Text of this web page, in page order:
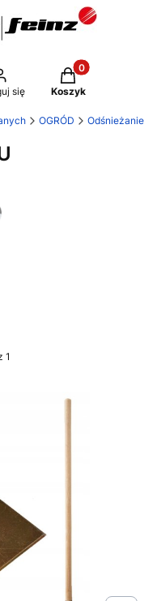
się
Produkty w
Koszyk
OGRÓD Odśnieżanie
1